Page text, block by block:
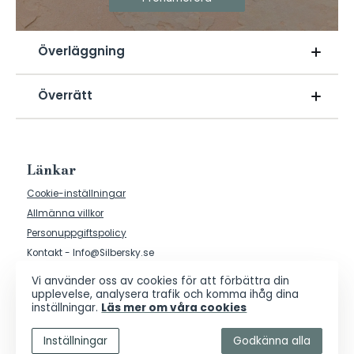
Överläggning
Rättens sammanträde för att bestämma dom eller
Överrätt
och Högsta förvaltningsdomstolen.
Länkar
Cookie-inställningar
Allmänna villkor
Personuppgiftspolicy
Kontakt - Info@Silbersky.se
Vi använder oss av cookies för att förbättra din
upplevelse, analysera trafik och komma ihåg dina
inställningar. Läs mer om våra cookies
Inställningar Godkänna alla